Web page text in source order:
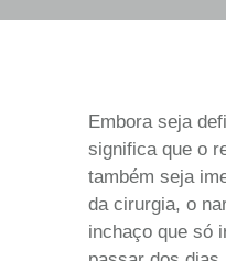
Embora seja
significa que o
também seja
da cirurgia, o
inchaço que só